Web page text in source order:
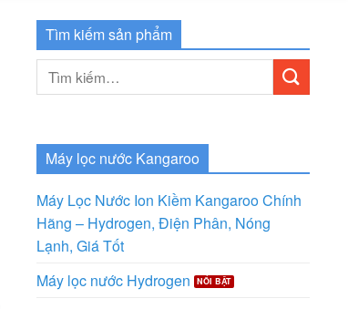
Tìm kiếm sản phẩm
kiếm:
Máy lọc nước Kangaroo
Máy Lọc Nước Ion Kiềm Kangaroo Chính
Hãng – Hydrogen, Điện Phân, Nóng
Lạnh, Giá Tốt
Máy lọc nước Hydrogen